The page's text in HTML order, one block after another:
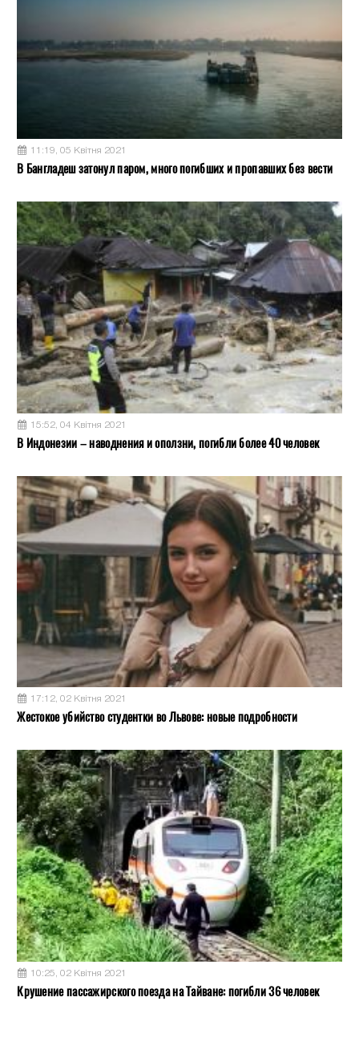
11:19, 05 Квітня 2021
В Бангладеш затонул паром, много погибших и пропавших без вести
15:52, 04 Квітня 2021
В Индонезии – наводнения и оползни, погибли более 40 человек
17:12, 02 Квітня 2021
Жестокое убийство студентки во Львове: новые подробности
10:25, 02 Квітня 2021
Крушение пассажирского поезда на Тайване: погибли 36 человек